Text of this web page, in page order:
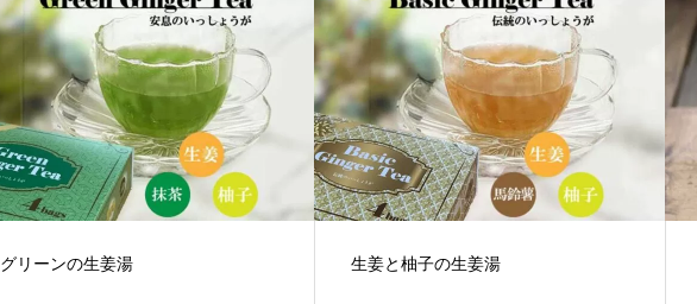
グリーンの生姜湯 生姜と柚子の生姜湯